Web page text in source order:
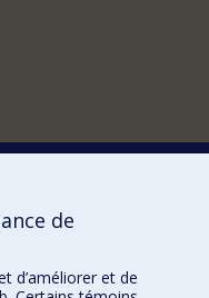
de
d’améliorer et de